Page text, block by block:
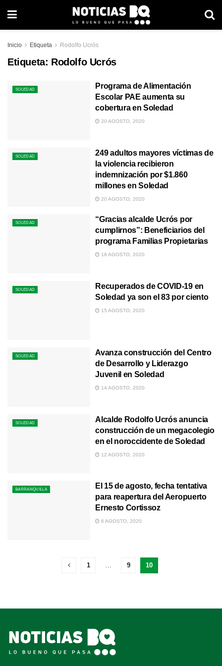
Inicio Etiqueta Rodolfo Ucrós
Etiqueta: Rodolfo Ucrós
SOLEDAD
Programa de Alimentación
Escolar PAE aumenta su
cobertura en Soledad
20 AGOSTO, 2020
SOLEDAD
249 adultos mayores víctimas de
la violencia recibieron
indemnización por $1.860
millones en Soledad
20 AGOSTO, 2020
SOLEDAD
“Gracias alcalde Ucrós por
cumplirnos”: Beneficiarios del
programa Familias Propietarias
18 AGOSTO, 2020
SOLEDAD
Recuperados de COVID-19 en
Soledad ya son el 83 por ciento
15 AGOSTO, 2020
SOLEDAD
Avanza construcción del Centro
de Desarrollo y Liderazgo
Juvenil en Soledad
14 AGOSTO, 2020
SOLEDAD
Alcalde Rodolfo Ucrós anuncia
construcción de un megacolegio
en el noroccidente de Soledad
12 AGOSTO, 2020
BARRANQUILLA
El 15 de agosto, fecha tentativa
para reapertura del Aeropuerto
Ernesto Cortissoz
6 AGOSTO, 2020
1 9 10